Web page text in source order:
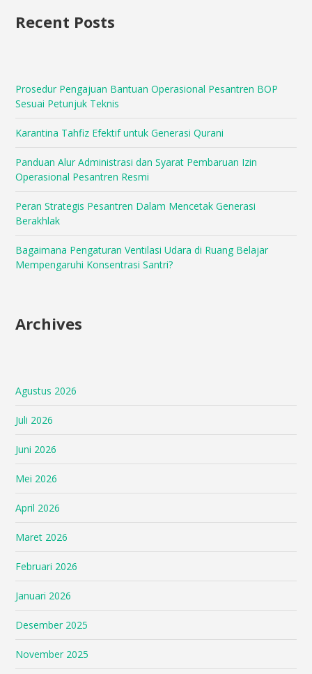
Recent Posts
Prosedur Pengajuan Bantuan Operasional Pesantren BOP
Sesuai Petunjuk Teknis
Karantina Tahfiz Efektif untuk Generasi Qurani
Panduan Alur Administrasi dan Syarat Pembaruan Izin
Operasional Pesantren Resmi
Peran Strategis Pesantren Dalam Mencetak Generasi
Berakhlak
Bagaimana Pengaturan Ventilasi Udara di Ruang Belajar
Mempengaruhi Konsentrasi Santri?
Archives
Agustus 2026
Juli 2026
Juni 2026
Mei 2026
April 2026
Maret 2026
Februari 2026
Januari 2026
Desember 2025
November 2025